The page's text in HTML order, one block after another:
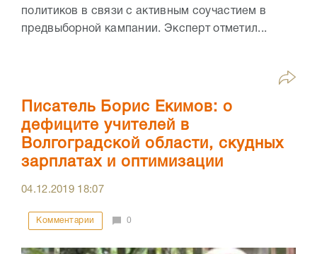
политиков в связи с активным соучастием в
предвыборной кампании. Эксперт отметил...
Писатель Борис Екимов: о
дефиците учителей в
Волгоградской области, скудных
зарплатах и оптимизации
04.12.2019 18:07
Комментарии 0